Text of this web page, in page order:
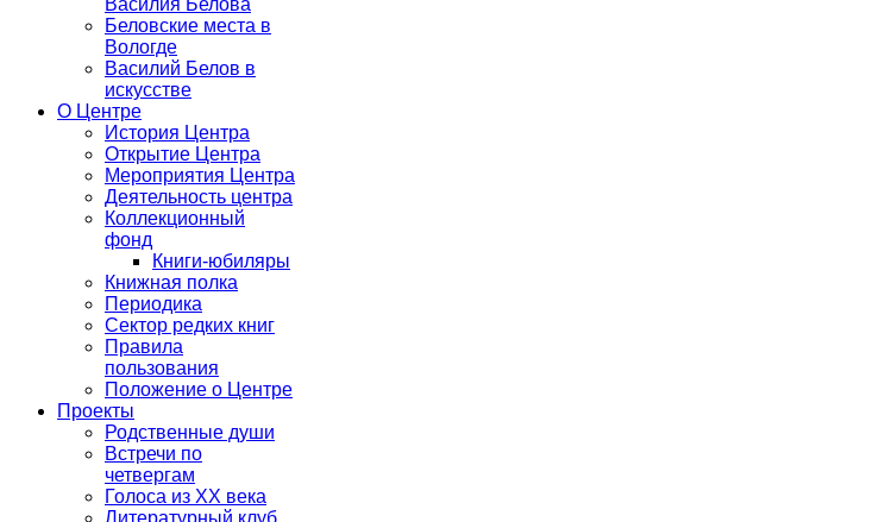
Беловские места в
Вологде
Василий Белов в
искусстве
О Центре
История Центра
Открытие Центра
Мероприятия Центра
Деятельность центра
Коллекционный
фонд
Книги-юбиляры
Книжная полка
Периодика
Сектор редких книг
Правила
пользования
Положение о Центре
Проекты
Родственные души
Встречи по
четвергам
Голоса из ХХ века
Литературный клуб